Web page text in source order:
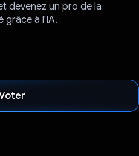
devenez un pro de la
grâce à l'IA.